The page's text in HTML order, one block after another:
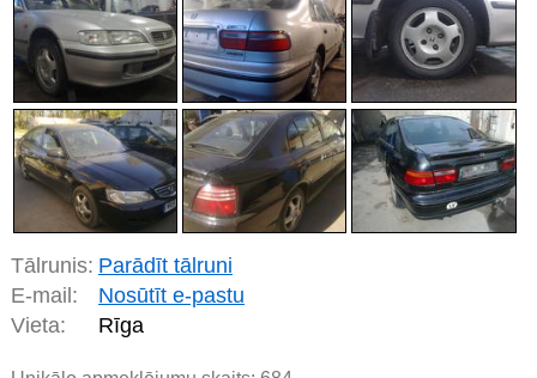
Tālrunis: Parādīt tālruni
E-mail:
Nosūtīt e-pastu
Vieta:
Rīga